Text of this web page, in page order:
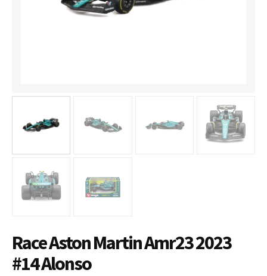
Race Aston Martin Amr23 2023
#14 Alonso